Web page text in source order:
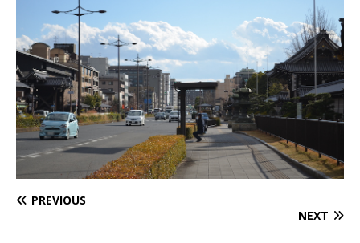
PREVIOUS
NEXT